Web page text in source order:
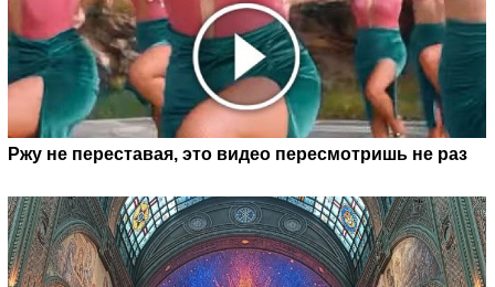
Ржу не переставая, это видео пересмотришь не раз